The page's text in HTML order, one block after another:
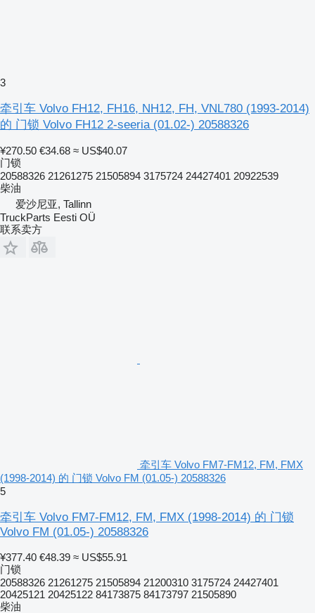
3
牵引车 Volvo FH12, FH16, NH12, FH, VNL780 (1993-2014)
的 门锁 Volvo FH12 2-seeria (01.02-) 20588326
¥270.50 €34.68 ≈ US$40.07
门锁
20588326 21261275 21505894 3175724 24427401 20922539
柴油
爱沙尼亚, Tallinn
TruckParts Eesti OÜ
联系卖方
牵引车 Volvo FM7-FM12, FM, FMX
(1998-2014) 的 门锁 Volvo FM (01.05-) 20588326
5
牵引车 Volvo FM7-FM12, FM, FMX (1998-2014) 的 门锁
Volvo FM (01.05-) 20588326
¥377.40 €48.39 ≈ US$55.91
门锁
20588326 21261275 21505894 21200310 3175724 24427401
20425121 20425122 84173875 84173797 21505890
柴油